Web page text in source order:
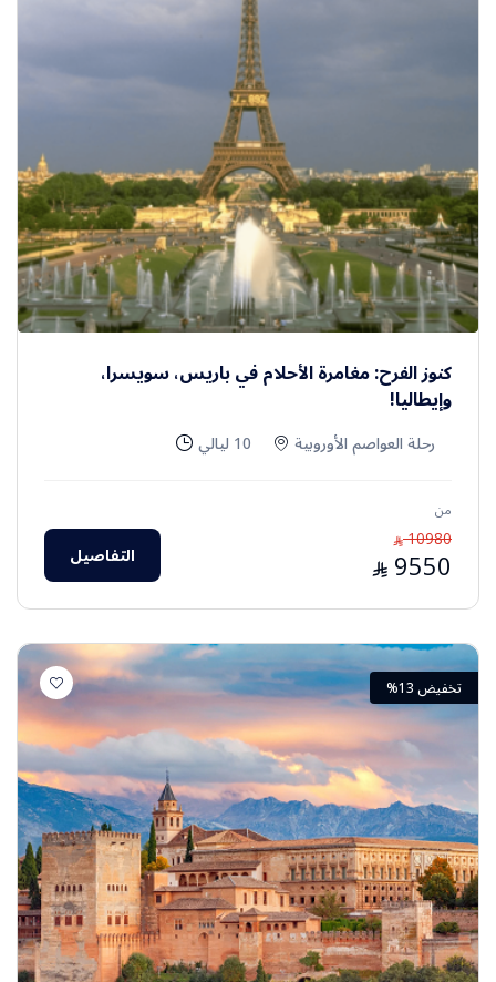
كنوز الفرح: مغامرة الأحلام في باريس، سويسرا،
وإيطاليا!
رحلة العواصم الأوروبية 10 ليالي
من
10980
⃁
9550
⃁ التفاصيل
تخفيض 13%